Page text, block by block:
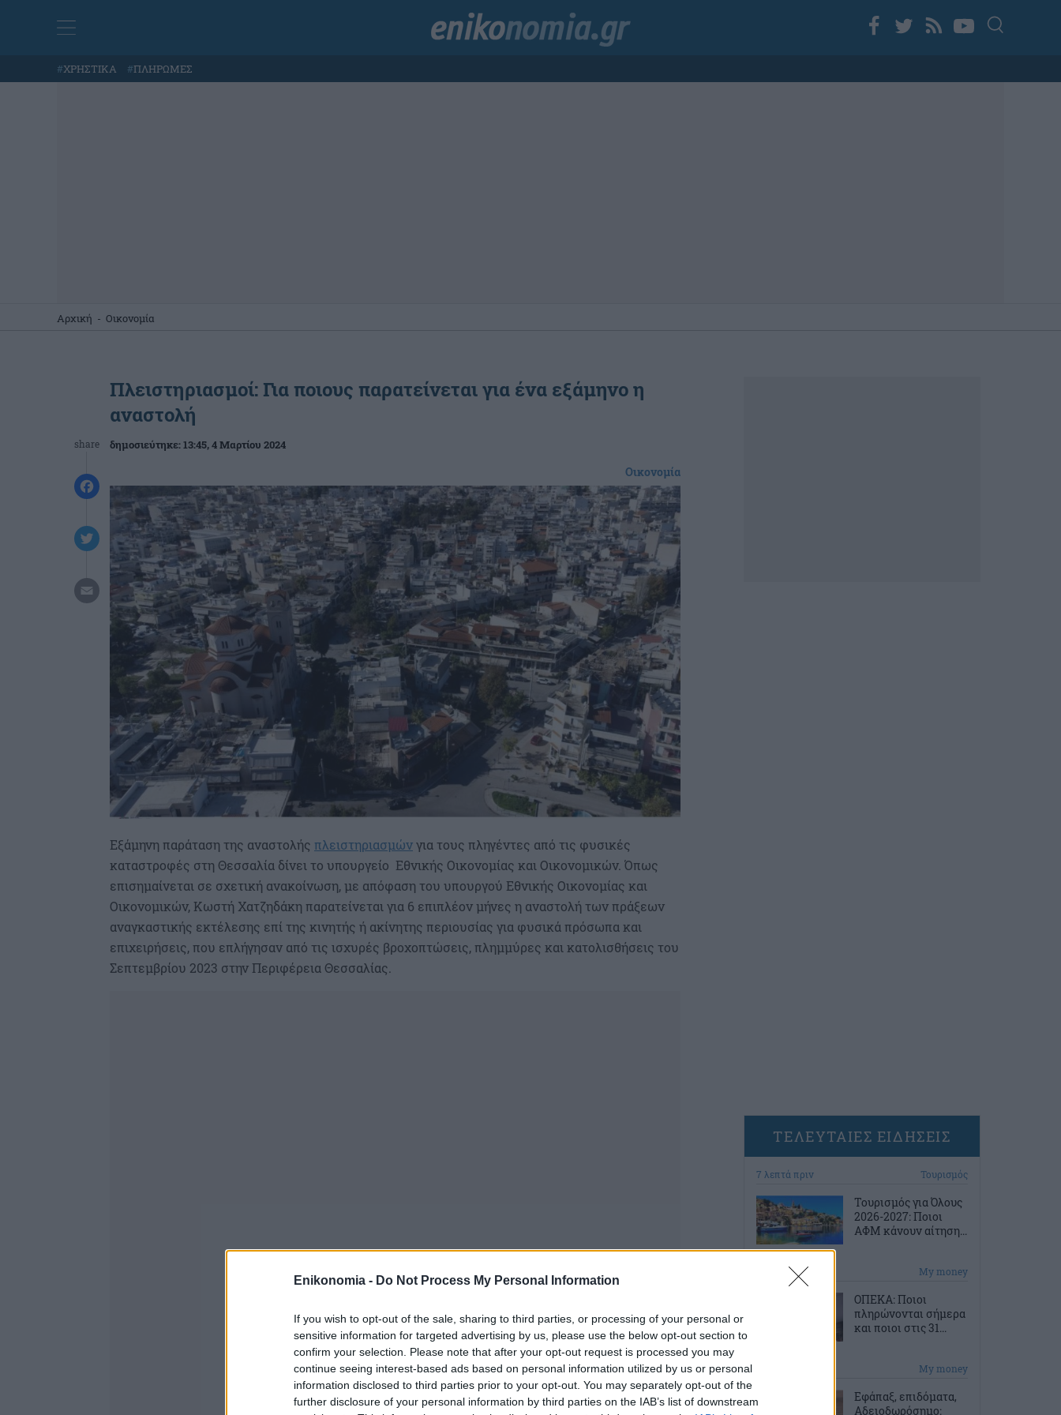
Enikonomia - Do Not Process My Personal Information
If you wish to opt-out of the sale, sharing to third parties, or processing of your personal or
sensitive information for targeted advertising by us, please use the below opt-out section to
confirm your selection. Please note that after your opt-out request is processed you may
continue seeing interest-based ads based on personal information utilized by us or personal
information disclosed to third parties prior to your opt-out. You may separately opt-out of the
further disclosure of your personal information by third parties on the IAB’s list of downstream
#ΧΡΗΣΤΙΚΑ #ΠΛΗΡΩΜΕΣ
Αρχική - Οικονομία
share
Πλειστηριασμοί: Για ποιους παρατείνεται για ένα εξάμηνο η
αναστολή
δημοσιεύτηκε:13:45, 4 Μαρτίου 2024
Οικονομία
Εξάμηνη παράταση της αναστολής πλειστηριασμώνγια τους πληγέντες από τις φυσικές
καταστροφές στη Θεσσαλία δίνει το υπουργείο Εθνικής Οικονομίας και Οικονομικών. Όπως
επισημαίνεται σε σχετική ανακοίνωση, με απόφαση του υπουργού Εθνικής Οικονομίας και
Οικονομικών, Κωστή Χατζηδάκη παρατείνεται για 6 επιπλέον μήνες η αναστολή των πράξεων
αναγκαστικής εκτέλεσης επί της κινητής ή ακίνητης περιουσίας για φυσικά πρόσωπα και
επιχειρήσεις, που επλήγησαν από τις ισχυρές βροχοπτώσεις, πλημμύρες και κατολισθήσεις του
Σεπτεμβρίου 2023 στην Περιφέρεια Θεσσαλίας.
ΤΕΛΕΥΤΑΙΕΣ ΕΙΔΗΣΕΙΣ
7 λεπτά πριν Τουρισμός
Τουρισμός για Όλους
2026-2027: Ποιοι
ΑΦΜ κάνουν αίτηση...
36 λεπτά πριν My money
ΟΠΕΚΑ: Ποιοι
πληρώνονται σήμερα
και ποιοι στις 31...
My money
Εφάπαξ, επιδόματα,
Αδειοδωρόσημο: